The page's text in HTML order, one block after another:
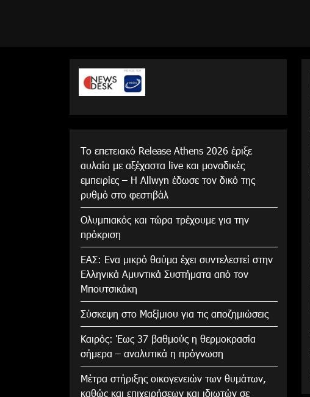
Το επετειακό Release Athens 2026 έριξε
αυλαία με αξέχαστα live και μοναδικές
εμπειρίες – Η Allwyn έδωσε τον δικό της
ρυθμό στο φεστιβάλ
Ολυμπιακός και τώρα τρέχουμε για την
πρόκριση
ΕΑΣ: Ενα μικρό θαύμα έχει συντελεστεί στην
Ελληνικά Αμυντικά Συστήματα από τον
Μπουτσικάκη
Σύσκεψη στο Μαξίμιου για τις αποζημιώσεις
Καιρός: Έως 37 βαθμούς η θερμοκρασία
σήμερα – αναλυτικά η πρόγνωση
Μέτρα στήριξης οικογενειών των θυμάτων,
καθώς και επιχειρήσεων και ιδιωτών σε